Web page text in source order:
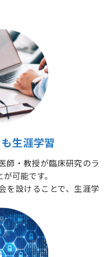
生涯学習
師・教授が臨床研究のラ
可能です。
を設けることで、生涯学